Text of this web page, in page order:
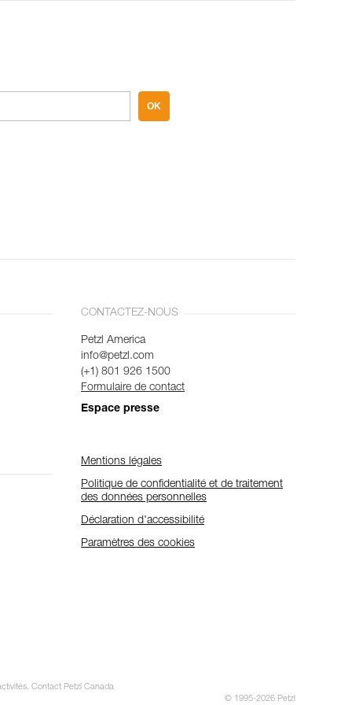
OK
CONTACTEZ-NOUS
Petzl America
info@petzl.com
(+1) 801 926 1500
Formulaire de contact
Espace presse
Mentions légales
Politique de confidentialité et de traitement
des données personnelles
Déclaration d'accessibilité
Paramètres des cookies
Contact Petzl Canada
© 1995-2026 Petzl